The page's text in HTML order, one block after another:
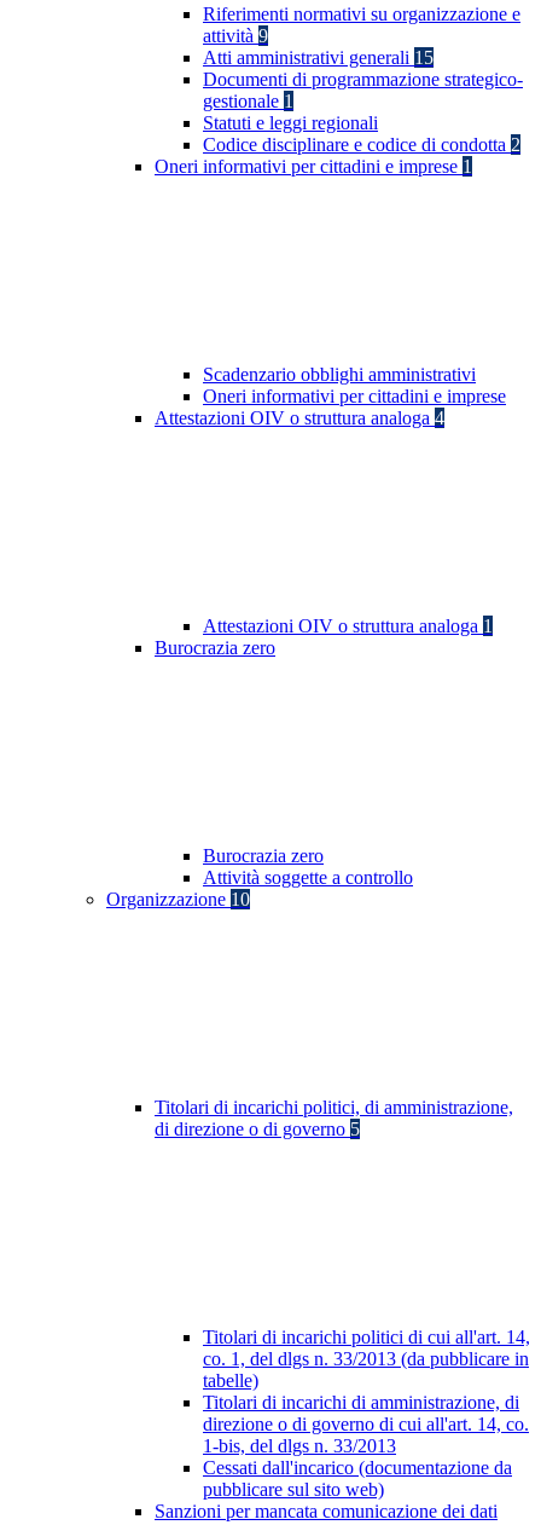
Riferimenti normativi su organizzazione e
attività 9
Atti amministrativi generali 15
Documenti di programmazione strategico-
gestionale 1
Statuti e leggi regionali
Codice disciplinare e codice di condotta 2
Oneri informativi per cittadini e imprese 1
Scadenzario obblighi amministrativi
Oneri informativi per cittadini e imprese
Attestazioni OIV o struttura analoga 4
Attestazioni OIV o struttura analoga 1
Burocrazia zero
Burocrazia zero
Attività soggette a controllo
Organizzazione 10
Titolari di incarichi politici, di amministrazione,
di direzione o di governo 5
Titolari di incarichi politici di cui all'art. 14,
co. 1, del dlgs n. 33/2013 (da pubblicare in
tabelle)
Titolari di incarichi di amministrazione, di
direzione o di governo di cui all'art. 14, co.
1-bis, del dlgs n. 33/2013
Cessati dall'incarico (documentazione da
pubblicare sul sito web)
Sanzioni per mancata comunicazione dei dati